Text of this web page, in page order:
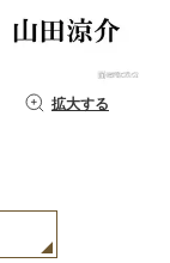
拡大する